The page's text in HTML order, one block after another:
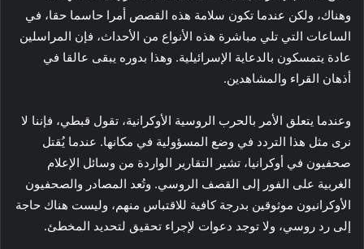
وهناك، ولكن عندما تكون سلامة هذه القصص أمرا حاسما حقا، في
الساعات التي تلي مباشرة هذه الأنواع من الأحداث، فإن المراسلين
عادة يتمسكون بالدعاية الإسرائيلية. وهذا بدوره يبقى عالقا في
أذهان القراء والمشاهدين.
وعندما يتعلق الأمر بالحرب الروسية الأوكرانية، تقول قبطي، فإننا لا
نرى مثل هذا التردد في وضع المسؤولية في مكانها. عندما يُقتل
صحفيون في أوكرانيا، تشير التقارير الواردة من وسائل الإعلام
الغربية على الفور إلى القصف الروسي. وتُعد المصادر والصحفيون
الأوكرانيون موثوقين بدرجة كافية للاقتباس منهم، وليست هناك حاجة
إلى رد روسي، ولا توجد دعوات لإجراء تحقيق لتحديد المخطئ.